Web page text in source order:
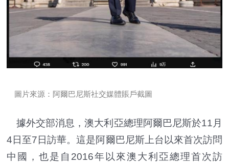
圖片來源：阿爾巴尼斯社交媒體賬戶截圖
據外交部消息，澳大利亞總理阿爾巴尼斯於11月
4日至7日訪華。這是阿爾巴尼斯上台以來首次訪問
中國，也是自2016年以來澳大利亞總理首次訪